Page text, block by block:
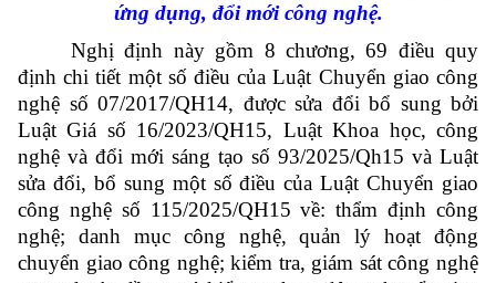
ứng dụng, đổi mới công nghệ.
Nghị định này gồm 8 chương, 69 điều quy
định chi tiết một số điều của Luật Chuyển giao công
nghệ số 07/2017/QH14, được sửa đổi bổ sung bởi
Luật Giá số 16/2023/QH15, Luật Khoa học, công
nghệ và đổi mới sáng tạo số 93/2025/Qh15 và Luật
sửa đổi, bổ sung một số điều của Luật Chuyển giao
công nghệ số 115/2025/QH15 về: thẩm định công
nghệ; danh mục công nghệ, quản lý hoạt động
chuyển giao công nghệ; kiểm tra, giám sát công nghệ